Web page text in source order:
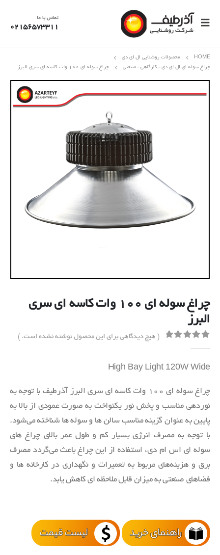
تماس با ما
02156573311
HOME
محصولات روشنایی ال ای دی
چراغ سوله ای ال ای دی ، کارگاهی ، صنعتی
چراغ سوله‌ ای ۱۰۰ وات کاسه ای سری البرز
چراغ سوله‌ ای ۱۰۰ وات کاسه ای سری
البرز
( هیچ دیدگاهی برای این محصول نوشته نشده است. )
High Bay Light 120W Wide
چراغ سوله‌ ای 100 وات کاسه ای سری البرز آذرطیف با توجه به
نوردهی مناسب و پخش نور یکنواخت به صورت عمودی از بالا به
پایین به عنوان گزینه مناسب سالن ها و سوله ها شناخته می‌شود.
با توجه به مصرف انرژی بسیار کم و طول عمر بالای چراغ های
سوله ای اس ام دی، استفاده از این چراغ باعث می‌گردد مصرف
برق و هزینه‌های مربوط به تعمیرات و نگهداری در کارخانه ها و
فضاهای صنعتی به میزان قابل ملاحظه ای کاهش یابد.